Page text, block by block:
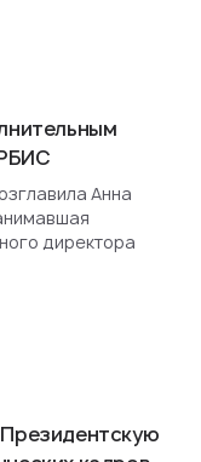
Анна
директора